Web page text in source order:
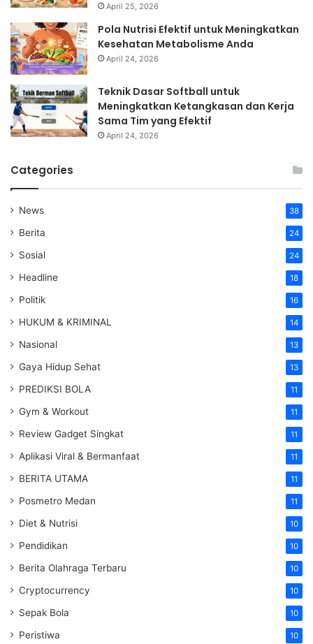
April 25, 2026
Pola Nutrisi Efektif untuk Meningkatkan
Kesehatan Metabolisme Anda
April 24, 2026
Teknik Dasar Softball untuk
Meningkatkan Ketangkasan dan Kerja
Sama Tim yang Efektif
April 24, 2026
Categories
News 38
Berita 24
Sosial 24
Headline 18
Politik 16
HUKUM & KRIMINAL 14
Nasional 13
Gaya Hidup Sehat 13
PREDIKSI BOLA 11
Gym & Workout 11
Review Gadget Singkat 11
Aplikasi Viral & Bermanfaat 11
BERITA UTAMA 11
Posmetro Medan 11
Diet & Nutrisi 10
Pendidikan 10
Berita Olahraga Terbaru 10
Cryptocurrency 10
Sepak Bola 10
Peristiwa 10